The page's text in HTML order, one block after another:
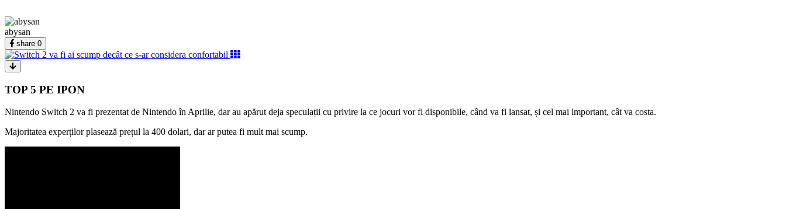
abysan
share 0
TOP 5 PE IPON
Nintendo Switch 2 va fi prezentat de Nintendo în Aprilie, dar au apărut deja speculații cu privire la ce jocuri vor fi disponibile, când va fi lansat, și cel mai important, cât va costa.
Majoritatea experților plasează prețul la 400 dolari, dar ar putea fi mult mai scump.